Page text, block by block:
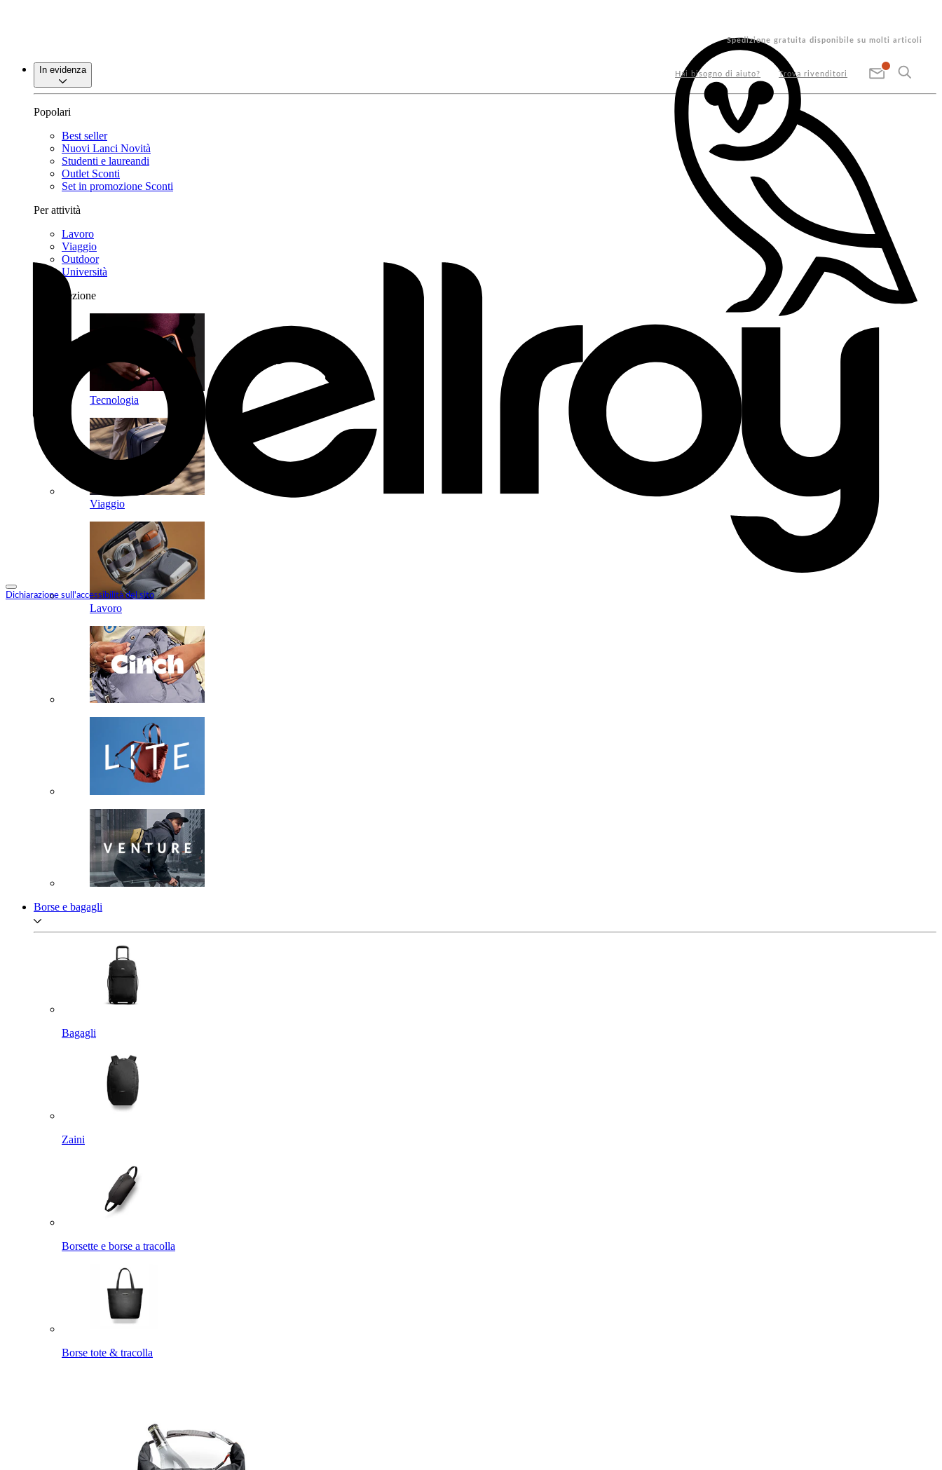
Spedizione gratuita disponibile su molti articoli
Dichiarazione sull'accessibilità del sito
Hai bisogno di aiuto? Trova rivenditori
In evidenza
Popolari
Best seller
Nuovi Lanci Novità
Studenti e laureandi
Outlet Sconti
Set in promozione Sconti
Per attività
Lavoro
Viaggio
Outdoor
Università
Per collezione
Tecnologia
Viaggio
Lavoro
Borse e bagagli
Bagagli
Zaini
Borsette e borse a tracolla
Borse tote & tracolla